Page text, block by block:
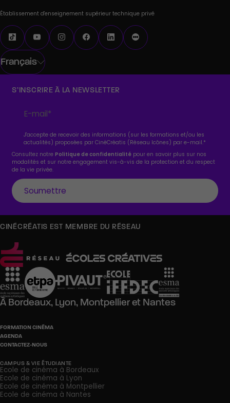
Établissement d'enseignement supérieur technique privé
Français
S’INSCRIRE À LA NEWSLETTER
J'accepte de recevoir des informations (sur les formations et/ou les
actualités) proposées par CinéCréatis (Réseau Icônes) par e-mail.*
Consultez notrePolitique de confidentialité pour en savoir plus sur nos
modalités et sur notre engagement vis-à-vis de la protection et du respect
de la vie privée.
CINÉCRÉATIS EST MEMBRE DU RÉSEAU
À Bordeaux, Lyon, Montpellieret Nantes
FORMATION CINÉMA
AGENDA
CONTACTEZ-NOUS
CAMPUS & VIE ÉTUDIANTE
Ecole de cinéma à Bordeaux
Ecole de cinéma à Lyon
Ecole de cinéma à Montpellier
Ecole de cinéma à Nantes